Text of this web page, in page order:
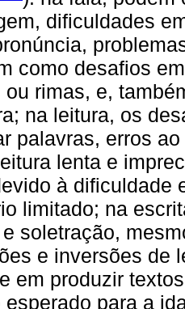
dificuldades
como desafios
ou rimas, e,
na leitura, os
palavras, erros
lenta e
à dificuldade
limitado; na
soletração,
e inversões de
em produzir
esperado para a